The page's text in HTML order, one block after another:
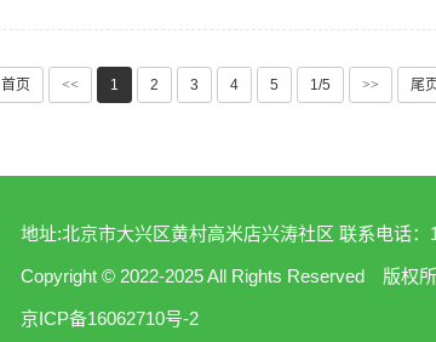
首页 << 1 2 3 4 5 1/5 >> 尾
地址:北京市大兴区黄村高米店兴涛社区 联系电话
Copyright © 2022-2025 All Rights Reserved 版权
京ICP备16062710号-2